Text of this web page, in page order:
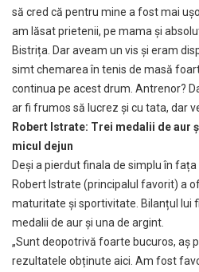
să cred că pentru mine a fost mai
am lăsat prietenii, pe mama și
Bistrița. Dar aveam un vis și eram
simt chemarea în tenis de masă
continua pe acest drum. Antrenor?
ar fi frumos să lucrez și cu tata, dar
Robert Istrate: Trei medalii de aur
micul dejun
Deși a pierdut finala de simplu în
Robert Istrate (principalul favorit) a
maturitate și sportivitate. Bilanțul lui
medalii de aur și una de argint.
„Sunt deopotrivă foarte bucuros, aș
rezultatele obținute aici. Am fost